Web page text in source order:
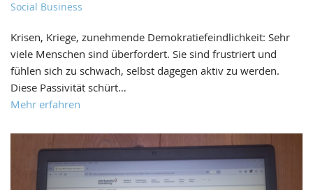
Social Business
Krisen, Kriege, zunehmende Demokratiefeindlichkeit: Sehr
viele Menschen sind überfordert. Sie sind frustriert und
fühlen sich zu schwach, selbst dagegen aktiv zu werden.
Diese Passivität schürt…
Mehr erfahren